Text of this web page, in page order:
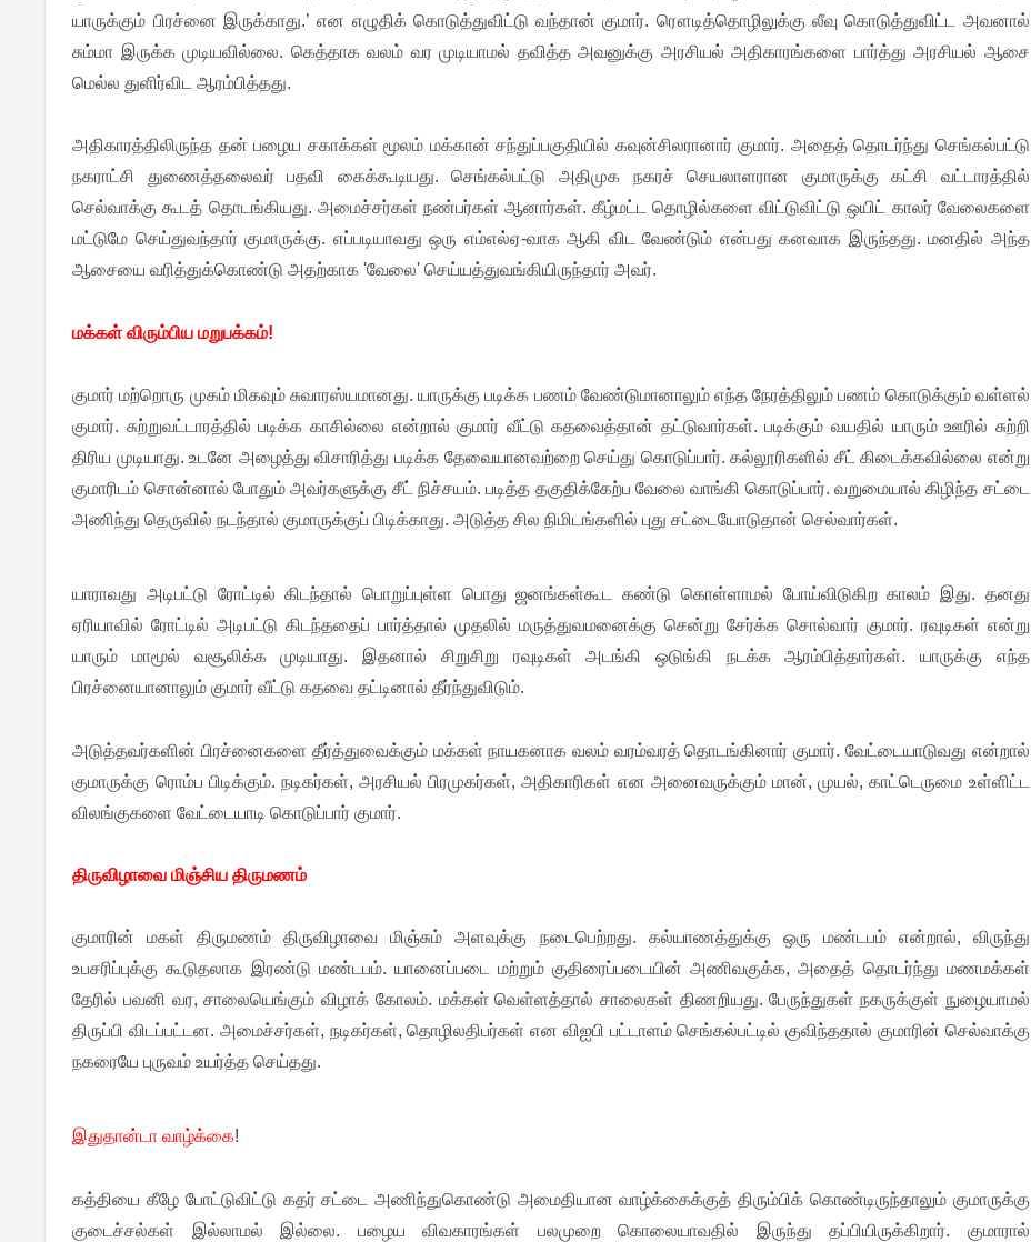
யாருக்கும் பிரச்னை இருக்காது.’ என எழுதிக் கொடுத்துவிட்டு வந்தான் குமார். ரௌடித்தொழிலுக்கு லீவு கொடுத்துவிட்ட அவனால்
சும்மா இருக்க முடியவில்லை. கெத்தாக வலம் வர முடியாமல் தவித்த அவனுக்கு அரசியல் அதிகாரங்களை பார்த்து அரசியல் ஆசை
மெல்ல துளிர்விட ஆரம்பித்தது.
அதிகாரத்திலிருந்த தன் பழைய சகாக்கள் மூலம் மக்கான் சந்துப்பகுதியில் கவுன்சிலரானார் குமார். அதைத் தொடர்ந்து செங்கல்பட்டு
நகராட்சி துணைத்தலைவர் பதவி கைக்கூடியது. செங்கல்பட்டு அதிமுக நகரச் செயலாளரான குமாருக்கு கட்சி வட்டாரத்தில்
செல்வாக்கு கூடத் தொடங்கியது. அமைச்சர்கள் நண்பர்கள் ஆனார்கள். கீழ்மட்ட தொழில்களை விட்டுவிட்டு ஒயிட் காலர் வேலைகளை
மட்டுமே செய்துவந்தார் குமாருக்கு. எப்படியாவது ஒரு எம்எல்ஏ-வாக ஆகி விட வேண்டும் என்பது கனவாக இருந்தது. மனதில் அந்த
ஆசையை வரித்துக்கொண்டு அதற்காக 'வேலை' செய்யத்துவங்கியிருந்தார் அவர்.
மக்கள் விரும்பிய மறுபக்கம்!
குமார் மற்றொரு முகம் மிகவும் சுவாரஸ்யமானது. யாருக்கு படிக்க பணம் வேண்டுமானாலும் எந்த நேரத்திலும் பணம் கொடுக்கும் வள்ளல்
குமார். சுற்றுவட்டாரத்தில் படிக்க காசில்லை என்றால் குமார் வீட்டு கதவைத்தான் தட்டுவார்கள். படிக்கும் வயதில் யாரும் ஊரில் சுற்றி
திரிய முடியாது. உடனே அழைத்து விசாரித்து படிக்க தேவையானவற்றை செய்து கொடுப்பார். கல்லூரிகளில் சீட் கிடைக்கவில்லை என்று
குமாரிடம் சொன்னால் போதும் அவர்களுக்கு சீட் நிச்சயம். படித்த தகுதிக்கேற்ப வேலை வாங்கி கொடுப்பார். வறுமையால் கிழிந்த சட்டை
அணிந்து தெருவில் நடந்தால் குமாருக்குப் பிடிக்காது. அடுத்த சில நிமிடங்களில் புது சட்டையோடுதான் செல்வார்கள்.
யாராவது அடிபட்டு ரோட்டில் கிடந்தால் பொறுப்புள்ள பொது ஜனங்கள்கூட கண்டு கொள்ளாமல் போய்விடுகிற காலம் இது. தனது
ஏரியாவில் ரோட்டில் அடிபட்டு கிடந்ததைப் பார்த்தால் முதலில் மருத்துவமனைக்கு சென்று சேர்க்க சொல்வார் குமார். ரவுடிகள் என்று
யாரும் மாமூல் வசூலிக்க முடியாது. இதனால் சிறுசிறு ரவுடிகள் அடங்கி ஒடுங்கி நடக்க ஆரம்பித்தார்கள். யாருக்கு எந்த
பிரச்னையானாலும் குமார் வீட்டு கதவை தட்டினால் தீர்ந்துவிடும்.
அடுத்தவர்களின் பிரச்னைகளை தீர்த்துவைக்கும் மக்கள் நாயகனாக வலம் வரம்வரத் தொடங்கினார் குமார். வேட்டையாடுவது என்றால்
குமாருக்கு ரொம்ப பிடிக்கும். நடிகர்கள், அரசியல் பிரமுகர்கள், அதிகாரிகள் என அனைவருக்கும் மான், முயல், காட்டெருமை உள்ளிட்ட
விலங்குகளை வேட்டையாடி கொடுப்பார் குமார்.
திருவிழாவை மிஞ்சிய திருமணம்
குமாரின் மகள் திருமணம் திருவிழாவை மிஞ்சும் அளவுக்கு நடைபெற்றது. கல்யாணத்துக்கு ஒரு மண்டபம் என்றால், விருந்து
உபசரிப்புக்கு கூடுதலாக இரண்டு மண்டபம். யானைப்படை மற்றும் குதிரைப்படையின் அணிவகுக்க, அதைத் தொடர்ந்து மணமக்கள்
தேரில் பவனி வர, சாலையெங்கும் விழாக் கோலம். மக்கள் வெள்ளத்தால் சாலைகள் திணறியது. பேருந்துகள் நகருக்குள் நுழையாமல்
திருப்பி விடப்பட்டன. அமைச்சர்கள், நடிகர்கள், தொழிலதிபர்கள் என விஐபி பட்டாளம் செங்கல்பட்டில் குவிந்ததால் குமாரின் செல்வாக்கு
நகரையே புருவம் உயர்த்த செய்தது.
இதுதான்டா வாழ்க்கை!
கத்தியை கீழே போட்டுவிட்டு கதர் சட்டை அணிந்துகொண்டு அமைதியான வாழ்க்கைக்குத் திரும்பிக் கொண்டிருந்தாலும் குமாருக்கு
குடைச்சல்கள் இல்லாமல் இல்லை. பழைய விவகாரங்கள் பலமுறை கொலையாவதில் இருந்து தப்பியிருக்கிறார். குமாரால்